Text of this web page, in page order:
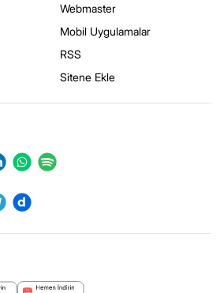
Webmaster
Mobil Uygulamalar
RSS
Sitene Ekle